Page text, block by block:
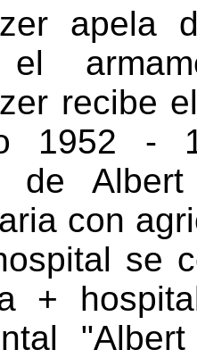
apela
el
recibe
1952 -
de
con
se
+